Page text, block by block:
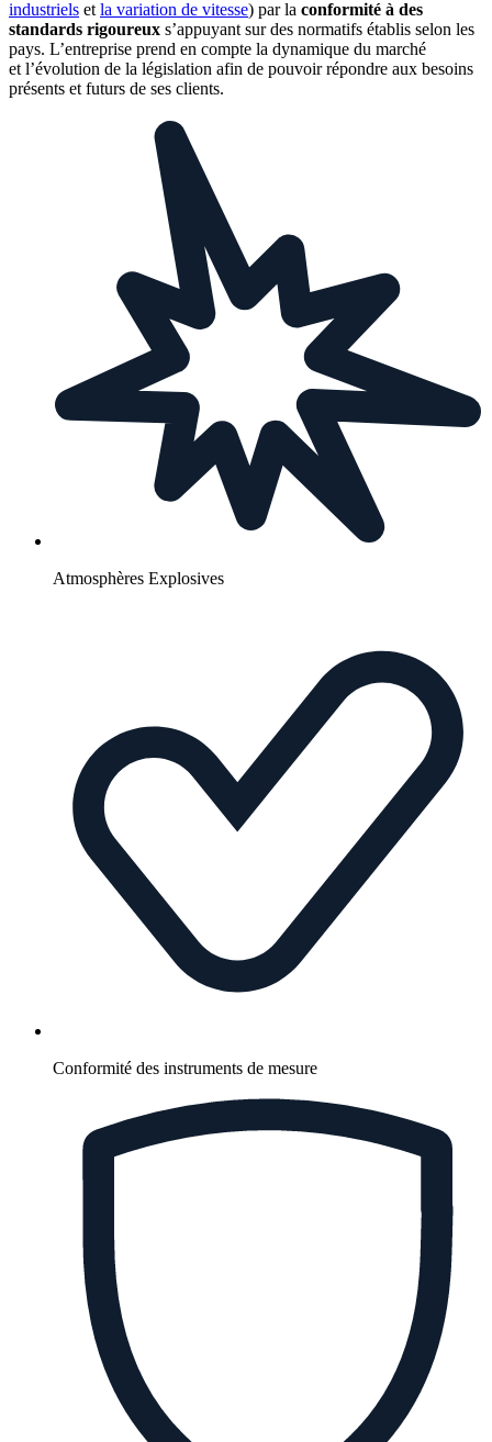
industriels et la variation de vitesse) par la conformité à des
standards rigoureux s’appuyant sur des normatifs établis selon les
pays. L’entreprise prend en compte la dynamique du marché
et l’évolution de la législation afin de pouvoir répondre aux besoins
présents et futurs de ses clients.
Atmosphères Explosives
Conformité des instruments de mesure